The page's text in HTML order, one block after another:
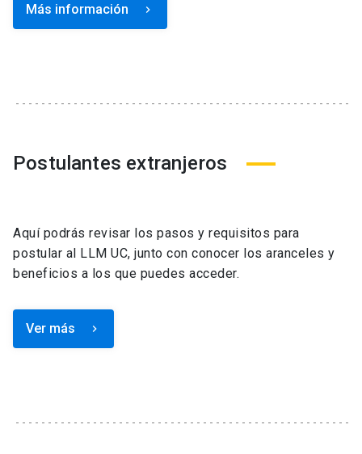
Más información keyboard_arrow_right
Postulantes extranjeros
Aquí podrás revisar los pasos y requisitos para
postular al LLM UC, junto con conocer los aranceles y
beneficios a los que puedes acceder.
Ver más keyboard_arrow_right